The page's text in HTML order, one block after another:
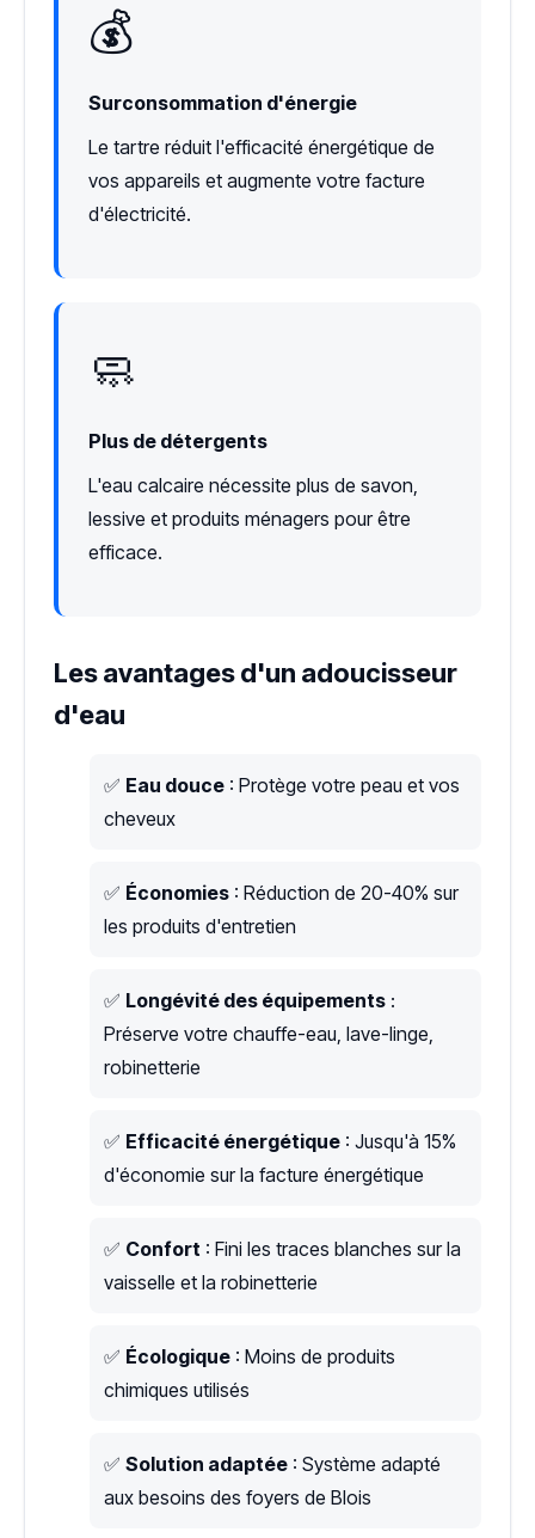
💰
Surconsommation d'énergie
Le tartre réduit l'efficacité énergétique de
vos appareils et augmente votre facture
d'électricité.
🧼
Plus de détergents
L'eau calcaire nécessite plus de savon,
lessive et produits ménagers pour être
efficace.
Les avantages d'un adoucisseur
d'eau
✅ Eau douce : Protège votre peau et vos
cheveux
✅ Économies : Réduction de 20-40% sur
les produits d'entretien
✅ Longévité des équipements :
Préserve votre chauffe-eau, lave-linge,
robinetterie
✅ Efficacité énergétique : Jusqu'à 15%
d'économie sur la facture énergétique
✅ Confort : Fini les traces blanches sur la
vaisselle et la robinetterie
✅ Écologique : Moins de produits
chimiques utilisés
✅ Solution adaptée : Système adapté
aux besoins des foyers de Blois